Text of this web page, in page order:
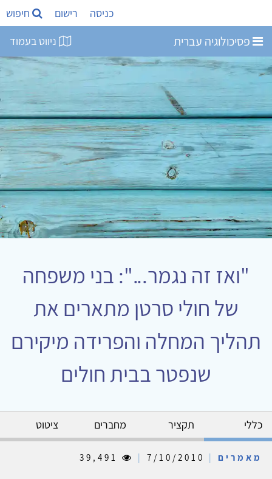
כניסה רישום חיפוש
פסיכולוגיה עברית ניווט בעמוד
"ואז זה נגמר...": בני משפחה
של חולי סרטן מתארים את
תהליך המחלה והפרידה מיקירם
שנפטר בבית חולים
כללי תקציר מחברים ציטוט
מאמרים |
|